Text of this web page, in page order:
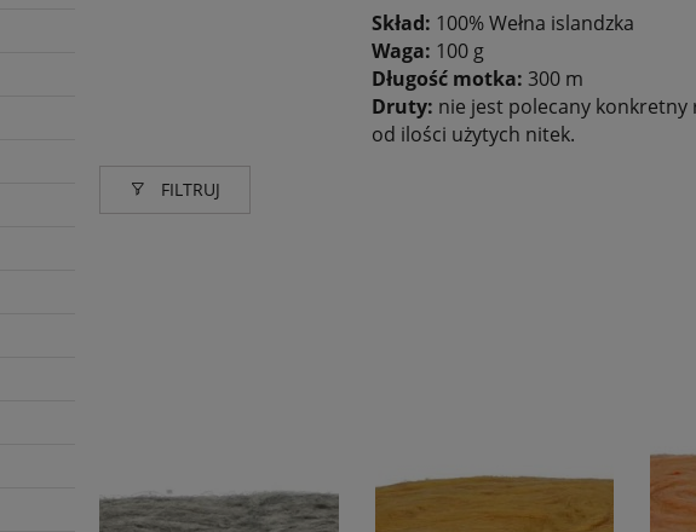
Skład: 100% Wełna islandzka
Waga: 100 g
Długość motka: 300 m
Druty: nie jest polecany konkretny
od ilości użytych nitek.
FILTRUJ
Wysyłka